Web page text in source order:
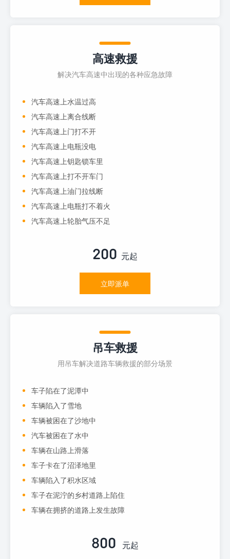
高速救援
解决汽车高速中出现的各种应急故障
汽车高速上水温过高
汽车高速上离合线断
汽车高速上门打不开
汽车高速上电瓶没电
汽车高速上钥匙锁车里
汽车高速上打不开车门
汽车高速上油门拉线断
汽车高速上电瓶打不着火
汽车高速上轮胎气压不足
200 元起
立即派单
吊车救援
用吊车解决道路车辆救援的部分场景
车子陷在了泥潭中
车辆陷入了雪地
车辆被困在了沙地中
汽车被困在了水中
车辆在山路上滑落
车子卡在了沼泽地里
车辆陷入了积水区域
车子在泥泞的乡村道路上陷住
车辆在拥挤的道路上发生故障
800 元起